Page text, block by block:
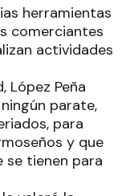
herramientas
comerciantes
actividades
López Peña
parate,
para
y que
se tienen para